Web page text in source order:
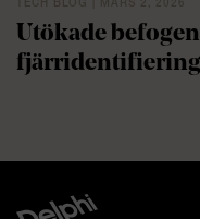
Utökade